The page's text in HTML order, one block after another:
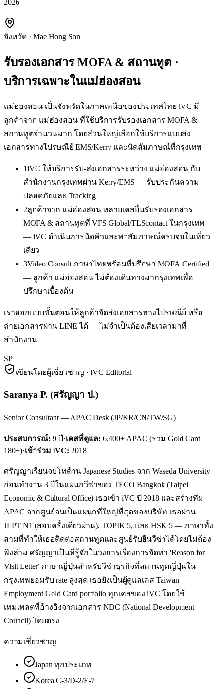
2026
จังหวัด · Mae Hong Son
รับรองเอกสาร MOFA & สถานทูต ·
บริการเฉพาะในแม่ฮ่องสอน
แม่ฮ่องสอน เป็นจังหวัดในภาคเหนือของประเทศไทย iVC มี
ลูกค้าจาก แม่ฮ่องสอน ที่ใช้บริการรับรองเอกสาร MOFA &
สถานทูตจำนวนมาก โดยส่วนใหญ่เลือกใช้บริการแบบส่ง
เอกสารทางไปรษณีย์ EMS/Kerry และนัดสัมภาษณ์ที่กรุงเทพ
1iVC ให้บริการรับ-ส่งเอกสารระหว่าง แม่ฮ่องสอน กับ
สำนักงานกรุงเทพผ่าน Kerry/EMS — รับประกันความ
ปลอดภัยและ Tracking
2ลูกค้าจาก แม่ฮ่องสอน หลายเคสยื่นรับรองเอกสาร
MOFA & สถานทูตที่ VFS Global/TLScontact ในกรุงเทพ
— iVC ดำเนินการนัดคิวและพาสัมภาษณ์ครบจบในเที่ยว
เดียว
3Video Consult ภาษาไทยพร้อมที่ปรึกษา MOFA-Certified
— ลูกค้า แม่ฮ่องสอน ไม่ต้องเดินทางมากรุงเทพเพื่อ
ปรึกษาเบื้องต้น
เราออกแบบขั้นตอนให้ลูกค้าจัดส่งเอกสารทางไปรษณีย์ หรือ
ถ่ายเอกสารผ่าน LINE ได้ — ไม่จำเป็นต้องเสียเวลามาที่
สำนักงาน
SP
เขียนโดยผู้เชี่ยวชาญ · iVC Editorial
Saranya P. (ศรัญญา ป.)
Senior Consultant — APAC Desk (JP/KR/CN/TW/SG)
ประสบการณ์: 9 ปี·เคสที่ดูแล: 6,400+ APAC (รวม Gold Card
180+)·เข้าร่วม iVC: 2018
ศรัญญาเรียนจบโทด้าน Japanese Studies จาก Waseda University
ก่อนทำงาน 3 ปีในแผนกวีซ่าของ TECO Bangkok (Taipei
Economic & Cultural Office) เธอเข้า iVC ปี 2018 และสร้างทีม
APAC จากศูนย์จนเป็นแผนกที่ใหญ่ที่สุดของบริษัท เธอผ่าน
JLPT N1 (สอบครั้งเดียวผ่าน), TOPIK 5, และ HSK 5 — ภาษาทั้ง
สามที่ทำให้เธอติดต่อสถานทูตและศูนย์รับยื่นวีซ่าได้โดยไม่ต้อง
พึ่งล่าม ศรัญญาเป็นที่รู้จักในวงการเรื่องการจัดทำ 'Reason for
Visit Letter' ภาษาญี่ปุ่นสำหรับวีซ่าธุรกิจที่สถานทูตญี่ปุ่นใน
กรุงเทพยอมรับ rate สูงสุด เธอยังเป็นผู้ดูแลเคส Taiwan
Employment Gold Card portfolio ทุกเคสของ iVC โดยใช้
เทมเพลตที่อ้างอิงจากเอกสาร NDC (National Development
Council) โดยตรง
ความเชี่ยวชาญ
Japan ทุกประเภท
Korea C-3/D-2/E-7